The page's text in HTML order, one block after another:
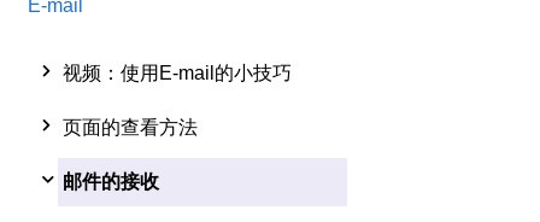
E-mail
视频：使用E-mail的小技巧
页面的查看方法
邮件的接收